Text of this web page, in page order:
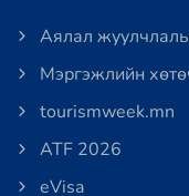
Аялал
Мэргэжлийн
tourismweek.mn
ATF 2026
eVisa